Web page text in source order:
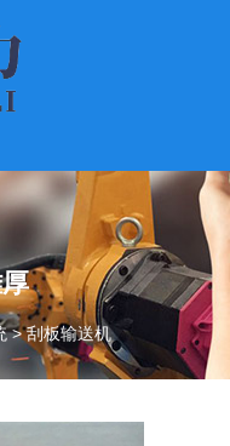
>刮板输送机